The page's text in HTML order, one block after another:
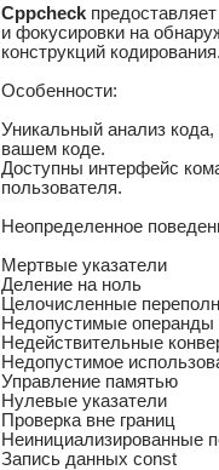
Cppcheck
и фокусировки на
конструкций
Особенности:
Уникальный анализ
вашем коде.
Доступны интерфейс
пользователя.
Неопределенное
Мертвые указатели
Деление на ноль
Целочисленные
Недопустимые операнды
Недействительные
Недопустимое
Управление памятью
Нулевые указатели
Проверка вне границ
Неинициализированные
Запись данных const